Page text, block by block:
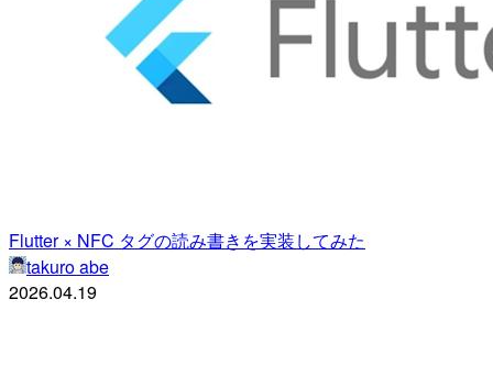
Flutter × NFC タグの読み書きを実装してみた
takuro abe
2026.04.19